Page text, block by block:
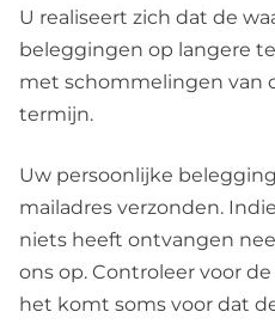
U realiseert zich dat de
beleggingen op langere
met schommelingen van
termijn.
Uw persoonlijke
mailadres verzonden.
niets heeft ontvangen
ons op. Controleer voor
het komt soms voor dat